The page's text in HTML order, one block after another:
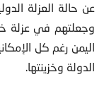
عن حالة العزلة
وجعلتهم في عزلة
اليمن رغم كل
الدولة وخزينتها.